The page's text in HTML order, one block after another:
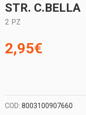
STR. C.BELLA
2 PZ
2,95€
COD: 8003100907660